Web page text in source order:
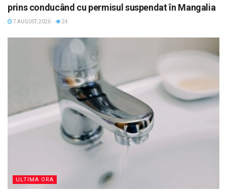
prins conducând cu permisul suspendat în Mangalia
7 AUGUST, 2026 24
ULTIMA ORA